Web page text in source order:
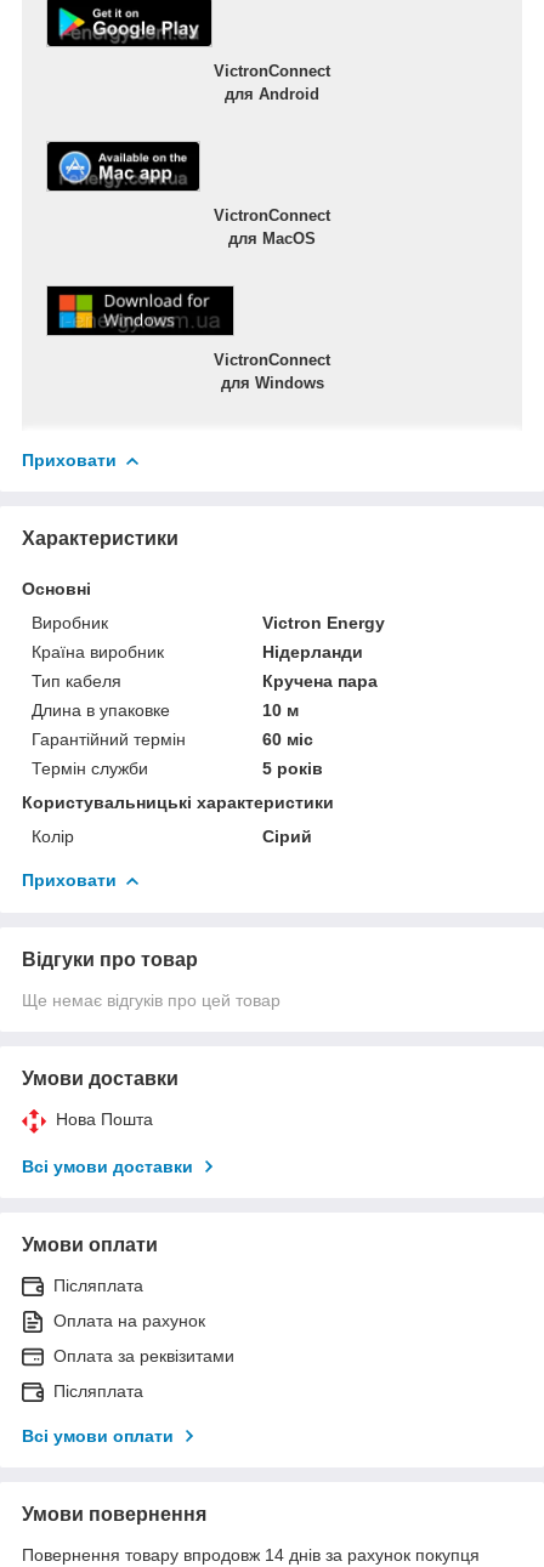
VictronConnect
для Android
VictronConnect
для MacOS
VictronConnect
для Windows
Приховати
Характеристики
Основні
Виробник
Victron Energy
Країна виробник
Нідерланди
Тип кабеля
Кручена пара
Длина в упаковке
10 м
Гарантійний термін
60 міс
Термін служби
5 років
Користувальницькі характеристики
Колір
Сірий
Приховати
Відгуки про товар
Ще немає відгуків про цей товар
Умови доставки
Нова Пошта
Всі умови доставки
Умови оплати
Післяплата
Оплата на рахунок
Оплата за реквізитами
Післяплата
Всі умови оплати
Умови повернення
Повернення товару впродовж 14 днів за рахунок покупця